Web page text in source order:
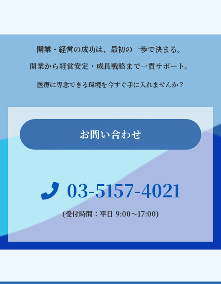
開業・経営の成功は、最初の一歩で決まる。
開業から経営安定・成長戦略まで一貫サポート。
医療に専念できる環境を今すぐ手に入れませんか？
お問い合わせ
03-5157-4021
(受付時間：平日 9:00〜17:00)